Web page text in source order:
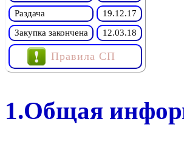
Раздача
19.12.17
Закупка закончена
12.03.18
Правила СП
1.Общая